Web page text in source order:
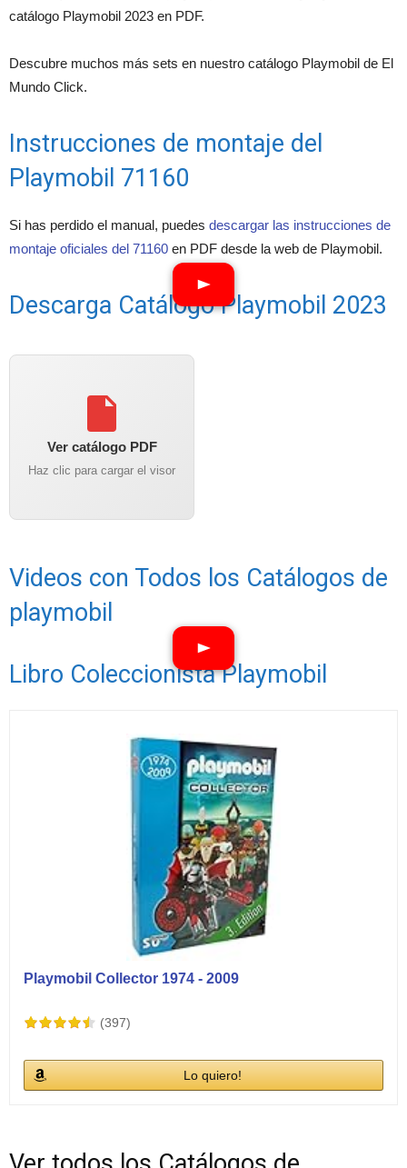
catálogo Playmobil 2023 en PDF.
Descubre muchos más sets en nuestro catálogo Playmobil de El
Mundo Click.
Instrucciones de montaje del
Playmobil 71160
Si has perdido el manual, puedes descargar las instrucciones de
montaje oficiales del 71160 en PDF desde la web de Playmobil.
Descarga Catálogo Playmobil 2023
Ver catálogo PDF
Haz clic para cargar el visor
Videos con Todos los Catálogos de
playmobil
Libro Coleccionista Playmobil
Playmobil Collector 1974 - 2009
(397)
Lo quiero!